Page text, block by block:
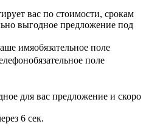
вас по стоимости, срокам
выгодное предложение под
имяобязательное поле
обязательное поле
для вас предложение и скоро
6 сек.